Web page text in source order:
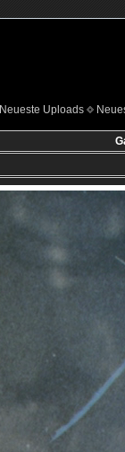
Neueste Uploads